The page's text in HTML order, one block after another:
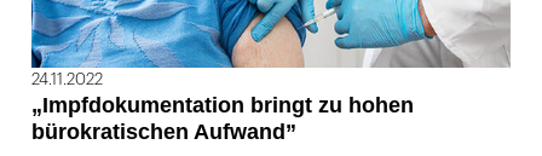
24.11.2022
„Impfdokumentation bringt zu hohen
bürokratischen Aufwand”